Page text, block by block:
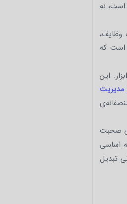
نه
وظایف،
است که
این
مدیریت
صحبت
اساسی
تبدیل